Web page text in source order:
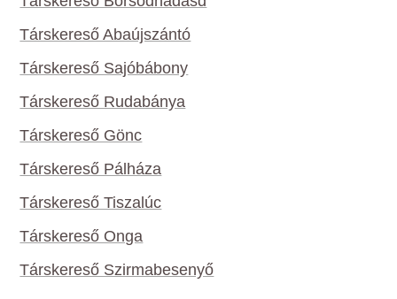
Társkereső Abaújszántó
Társkereső Sajóbábony
Társkereső Rudabánya
Társkereső Gönc
Társkereső Pálháza
Társkereső Tiszalúc
Társkereső Onga
Társkereső Szirmabesenyő